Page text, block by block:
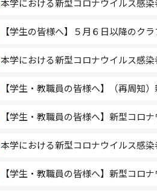
本学における新型コロナウイルス感
【学生の皆様へ】５月６日以降のク
本学における新型コロナウイルス感
【学生・教職員の皆様へ】（再周知
【学生・教職員の皆様へ】新型コロ
本学における新型コロナウイルス感
【学生・教職員の皆様へ】新型コロ